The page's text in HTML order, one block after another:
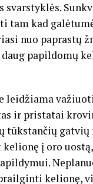
tam kad
nuo paprastų
papildomų
leidžiama
ir pristatai
tūkstančių gatvių
kelionę į oro
kelionę,